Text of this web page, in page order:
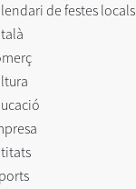
de festes locals